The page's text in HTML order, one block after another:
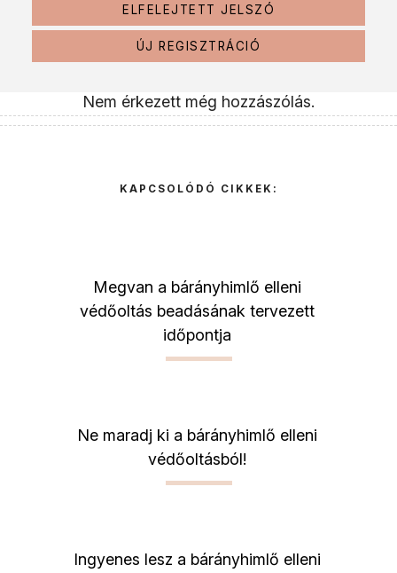
ELFELEJTETT JELSZÓ
ÚJ REGISZTRÁCIÓ
Nem érkezett még hozzászólás.
KAPCSOLÓDÓ CIKKEK:
Megvan a bárányhimlő elleni
védőoltás beadásának tervezett
időpontja
Ne maradj ki a bárányhimlő elleni
védőoltásból!
Ingyenes lesz a bárányhimlő elleni